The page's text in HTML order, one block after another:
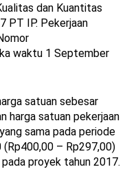
dan Kuantitas
PT IP. Pekerjaan
waktu 1 September
satuan sebesar
harga satuan pekerjaan
sama pada periode
– Rp297,00)
proyek tahun 2017.